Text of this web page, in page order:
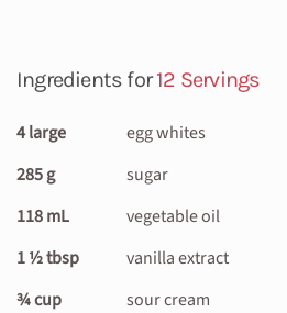
Ingredients for12 Servings
4 large
egg whites
285 g
sugar
118 mL
vegetable oil
1 ½ tbsp
vanilla extract
¾ cup
sour cream